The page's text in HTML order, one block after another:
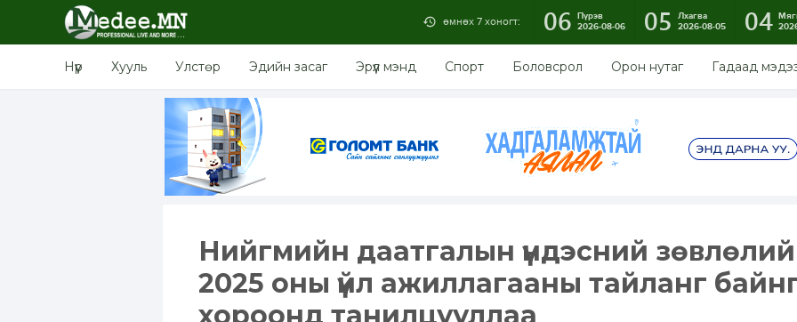
өмнөх 7 хоногт: 06 Пүрэв
2026-08-06
05
Лхагва
2026-08-05
04
Нүүр Хууль Улстөр Эдийн засаг Эрүүл мэнд Спорт Боловсрол Орон нутаг Гадаад
Нийгмийн даатгалын үндэсний
2025 оны үйл ажиллагааны тайланг
хороонд танилцууллаа